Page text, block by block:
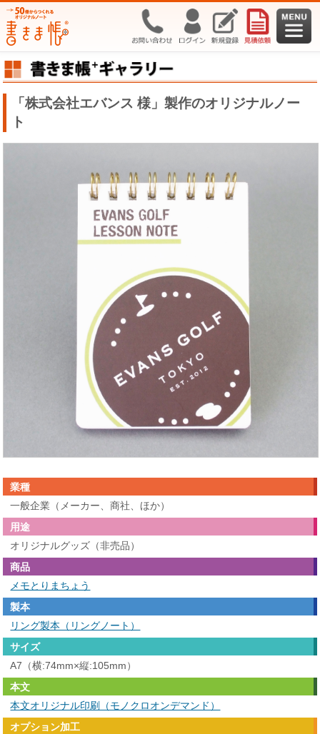
「株式会社エバンス 様」製作のオリジナルノー
ト
業種
一般企業（メーカー、商社、ほか）
用途
オリジナルグッズ（非売品）
商品
メモとりまちょう
製本
リング製本（リングノート）
サイズ
A7（横:74mm×縦:105mm）
本文
本文オリジナル印刷（モノクロオンデマンド）
オプション加工